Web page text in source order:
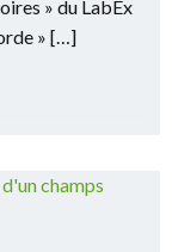
» du LabEx
» […]